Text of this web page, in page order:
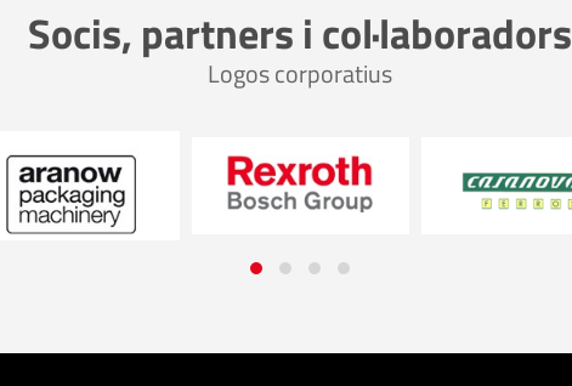
Socis, partners i col·laboradors
Logos corporatius